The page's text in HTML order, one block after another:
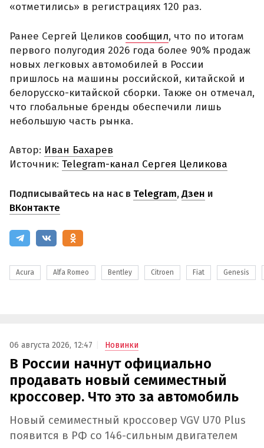
«отметились» в регистрациях 120 раз.
Ранее Сергей Целиков сообщил, что по итогам
первого полугодия 2026 года более 90% продаж
новых легковых автомобилей в России
пришлось на машины российской, китайской и
белорусско-китайской сборки. Также он отмечал,
что глобальные бренды обеспечили лишь
небольшую часть рынка.
Автор: Иван Бахарев
Источник: Telegram-канал Сергея Целикова
Подписывайтесь на нас в Telegram,Дзен и
ВКонтакте
Acura Alfa Romeo Bentley Citroen Fiat Genesis
06 августа 2026, 12:47 Новинки
В России начнут официально
продавать новый семиместный
кроссовер. Что это за автомобиль
Новый семиместный кроссовер VGV U70 Plus
появится в РФ со 146-сильным двигателем